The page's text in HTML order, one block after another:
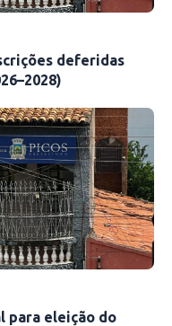
deferidas
para eleição do